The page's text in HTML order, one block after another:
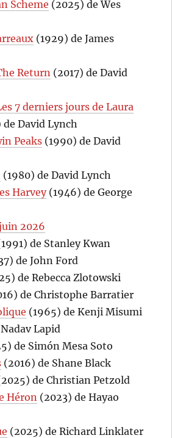
Scheme (2025) de Wes
(1929) de James
Return (2017) de David
7 derniers jours de Laura
de David Lynch
Peaks (1990) de David
(1980) de David Lynch
Harvey(1946) de George
2026
de Stanley Kwan
de John Ford
de Rebecca Zlotowski
de Christophe Barratier
(1965) de Kenji Misumi
Lapid
de Simón Mesa Soto
(2016) de Shane Black
de Christian Petzold
Héron (2023) de Hayao
(2025) de Richard Linklater